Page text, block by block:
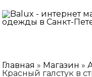
Главная » Магазин »
Красный галстук в